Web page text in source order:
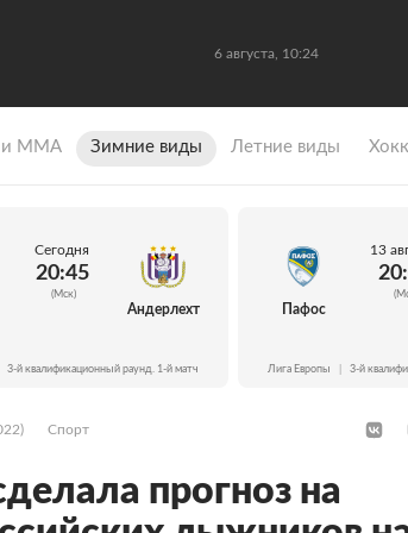
6 августа, 10:24
и ММА Зимние виды Летние виды
Сегодня
20:45
(Мск)
Андерлехт
3-й квалификационный раунд. 1-й матч
Пафос
13
Лига Европы 3-й
Спорт
прогноз на